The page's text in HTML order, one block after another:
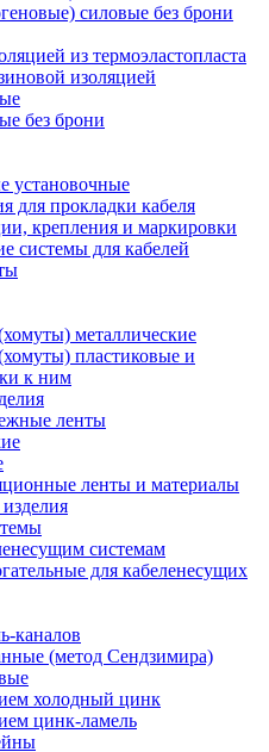
силовые без брони
из термоэластопласта
изоляцией
без брони
установочные
для прокладки кабеля
крепления и маркировки
системы для кабелей
металлические
пластиковые и
к ним
ленты
ленты и материалы
системам
для кабеленесущих
каналов
(метод Сендзимира)
холодный цинк
цинк-ламель